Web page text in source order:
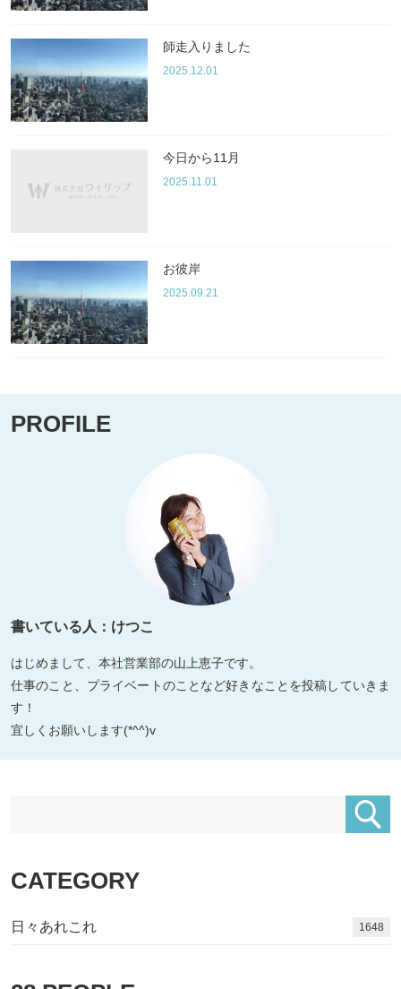
師走入りました
2025.12.01
今日から11月
2025.11.01
お彼岸
2025.09.21
PROFILE
書いている人：けつこ
はじめまして、本社営業部の山上恵子です。
仕事のこと、プライベートのことなど好きなことを投稿していきま
す！
宜しくお願いします(*^^)v
CATEGORY
日々あれこれ 1811